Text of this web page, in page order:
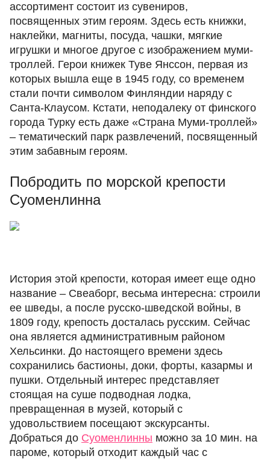
ассортимент состоит из сувениров,
посвященных этим героям. Здесь есть книжки,
наклейки, магниты, посуда, чашки, мягкие
игрушки и многое другое с изображением муми-
троллей. Герои книжек Туве Янссон, первая из
которых вышла еще в 1945 году, со временем
стали почти символом Финляндии наряду с
Санта-Клаусом. Кстати, неподалеку от финского
города Турку есть даже «Страна Муми-троллей»
– тематический парк развлечений, посвященный
этим забавным героям.
Побродить по морской крепости
Суоменлинна
История этой крепости, которая имеет еще одно
название – Свеаборг, весьма интересна: строили
ее шведы, а после русско-шведской войны, в
1809 году, крепость досталась русским. Сейчас
она является административным районом
Хельсинки. До настоящего времени здесь
сохранились бастионы, доки, форты, казармы и
пушки. Отдельный интерес представляет
стоящая на суше подводная лодка,
превращенная в музей, который с
удовольствием посещают экскурсанты.
Добраться до Суоменлинны можно за 10 мин. на
пароме, который отходит каждый час с